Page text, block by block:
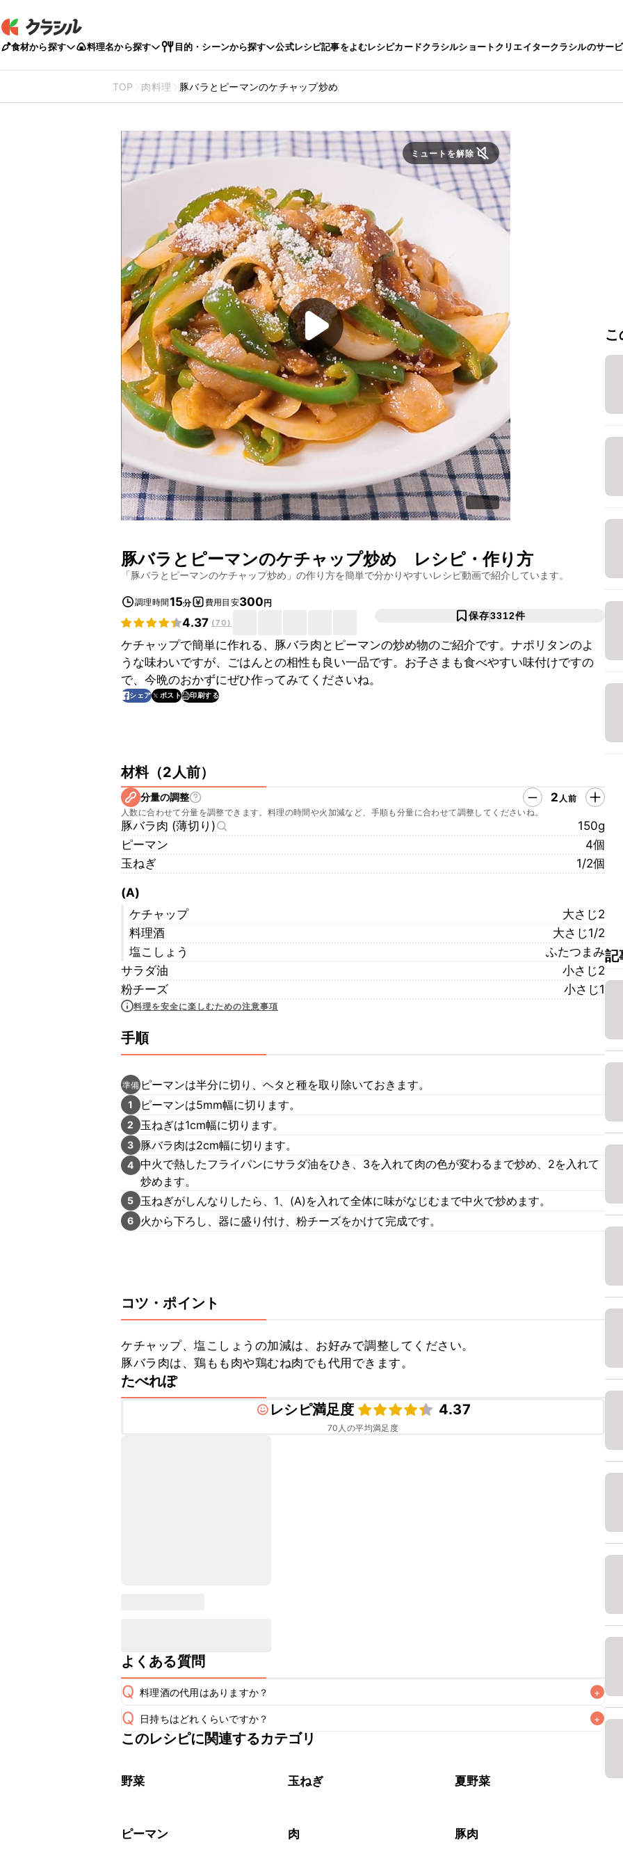
食材から探す 料理名から探す 目的・シーンから探す 公式レシピ記事をよむレシピカードクラシルショートクリエイタークラシルのサー
TOP 肉料理 豚バラとピーマンのケチャップ炒め
ミュートを解除
豚バラとピーマンのケチャップ炒め レシピ・作り方
「豚バラとピーマンのケチャップ炒め 」の作り方を簡単で分かりやすいレシピ動画で紹介しています。
調理時間15分 費用目安300円
4.37 (70)
保存3312件
ケチャップで簡単に作れる、豚バラ肉とピーマンの炒め物のご紹介です。ナポリタンのよ
うな味わいですが、ごはんとの相性も良い一品です。お子さまも食べやすい味付けですの
で、今晩のおかずにぜひ作ってみてくださいね。
シェア ポスト 印刷する
材料（2人前）
分量の調整 2 人前
人数に合わせて分量を調整できます。料理の時間や火加減など、手順も分量に合わせて調整してくださいね。
豚バラ肉 (薄切り)
150g
ピーマン
4個
玉ねぎ
1/2個
(A)
ケチャップ
大さじ2
料理酒
大さじ1/2
塩こしょう
ふたつまみ
サラダ油
小さじ2
粉チーズ
小さじ1
料理を安全に楽しむための注意事項
手順
準備 ピーマンは半分に切り、ヘタと種を取り除いておきます。
1 ピーマンは5mm幅に切ります。
2 玉ねぎは1cm幅に切ります。
3 豚バラ肉は2cm幅に切ります。
4 中火で熱したフライパンにサラダ油をひき、3を入れて肉の色が変わるまで炒め、2を入れて
炒めます。
5 玉ねぎがしんなりしたら、1、(A)を入れて全体に味がなじむまで中火で炒めます。
6 火から下ろし、器に盛り付け、粉チーズをかけて完成です。
コツ・ポイント
ケチャップ、塩こしょうの加減は、お好みで調整してください。
豚バラ肉は、鶏もも肉や鶏むね肉でも代用できます。
たべれぽ
レシピ満足度
4.37
70 人の平均満足度
よくある質問
Q 料理酒の代用はありますか？ +
A
Q 日持ちはどれくらいですか？ +
保存期間は冷蔵で翌日中が目安です。なるべくお早めにお召し上がりください。
※日持ちは目安です。
このレシピに関連するカテゴリ
野菜 玉ねぎ 夏野菜
ピーマン 肉 豚肉
記